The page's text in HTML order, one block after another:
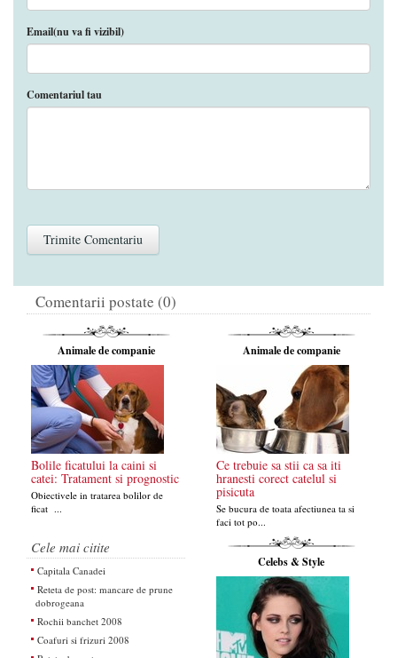
Email(nu va fi vizibil)
Comentariul tau
Comentarii postate (0)
Animale de companie
Bolile ficatului la caini si
catei: Tratament si prognostic
Obiectivele in tratarea bolilor de
ficat ...
Animale de companie
Ce trebuie sa stii ca sa iti
hranesti corect catelul si
pisicuta
Se bucura de toata afectiunea ta si
faci tot po...
Cele mai citite
Capitala Canadei
Reteta de post: mancare de prune
dobrogeana
Rochii banchet 2008
Coafuri si frizuri 2008
Celebs & Style